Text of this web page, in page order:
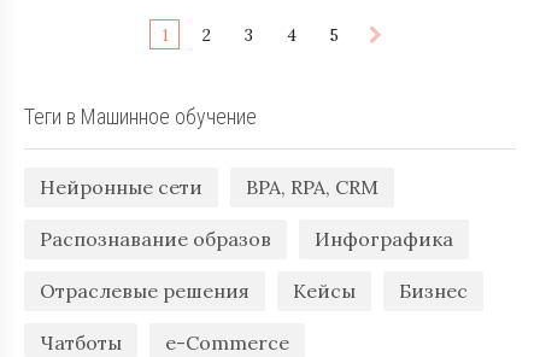
1 2 3 4 5
Теги в Машинное обучение
Нейронные сети BPA, RPA, CRM
Распознавание образов Инфографика
Отраслевые решения Кейсы Бизнес
Чатботы e-Commerce